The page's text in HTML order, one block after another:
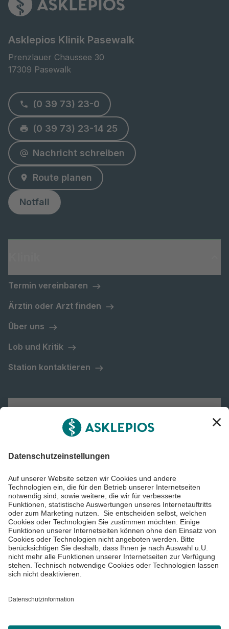
Asklepios Klinik Pasewalk
Prenzlauer Chaussee 30
17309 Pasewalk
(0 39 73) 23-0
(0 39 73) 23-14 25
Nachricht schreiben
Route planen
Notfall
Termin vereinbaren
Ärztin oder Arzt finden
Über uns
Lob und Kritik
Station kontaktieren
Asklepios Gruppe
Impressum